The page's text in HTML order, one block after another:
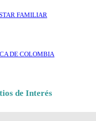
FAMILIAR
DE COLOMBIA
de Interés